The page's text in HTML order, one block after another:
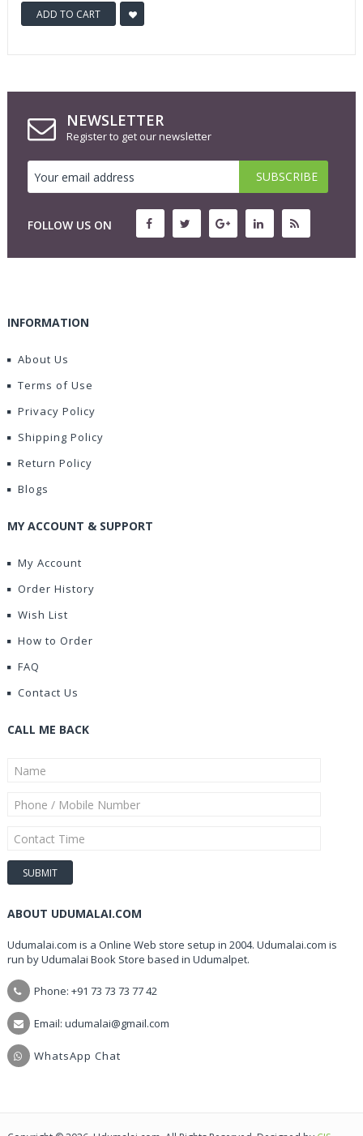
ADD TO CART
NEWSLETTER
Register to get our newsletter
FOLLOW US ON
INFORMATION
About Us
Terms of Use
Privacy Policy
Shipping Policy
Return Policy
Blogs
MY ACCOUNT & SUPPORT
My Account
Order History
Wish List
How to Order
FAQ
Contact Us
CALL ME BACK
ABOUT UDUMALAI.COM
Udumalai.com is a Online Web store setup in 2004. Udumalai.com is
run by Udumalai Book Store based in Udumalpet.
Phone: +91 73 73 73 77 42
Email: udumalai@gmail.com
WhatsApp Chat